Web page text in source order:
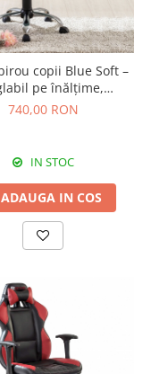
copii Blue Soft –
pe înălțime,
110 kg, 56x60x96
740,00 RON
IN STOC
ADAUGA IN COS